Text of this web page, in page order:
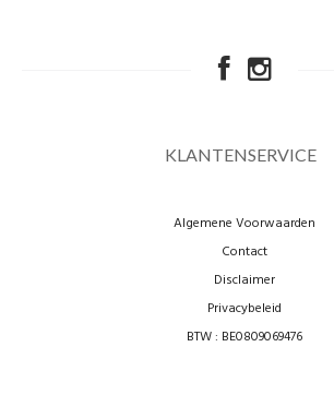
KLANTENSERVICE
Algemene Voorwaarden
Contact
Disclaimer
Privacybeleid
BTW : BE0809069476